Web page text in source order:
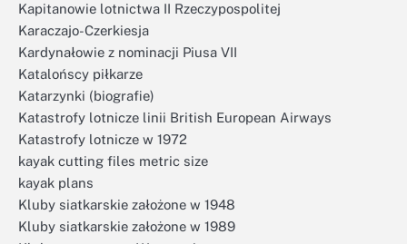
Kapitanowie lotnictwa II Rzeczypospolitej
Karaczajo-Czerkiesja
Kardynałowie z nominacji Piusa VII
Katalońscy piłkarze
Katarzynki (biografie)
Katastrofy lotnicze linii British European Airways
Katastrofy lotnicze w 1972
kayak cutting files metric size
kayak plans
Kluby siatkarskie założone w 1948
Kluby siatkarskie założone w 1989